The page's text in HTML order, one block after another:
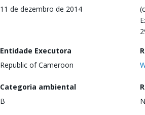
11 de dezembro de 2014
Entidade Executora
Republic of Cameroon
Categoria ambiental
B